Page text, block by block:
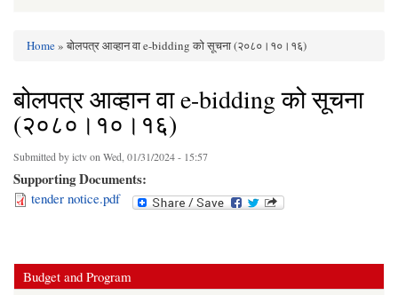
You are here
Home» बोलपत्र आव्हान वा e-bidding को सूचना (२०८०।१०।१६)
बोलपत्र आव्हान वा e-bidding को सूचना
(२०८०।१०।१६)
Submitted byictvon Wed, 01/31/2024 - 15:57
Supporting Documents:
tender notice.pdf
Budget and Program